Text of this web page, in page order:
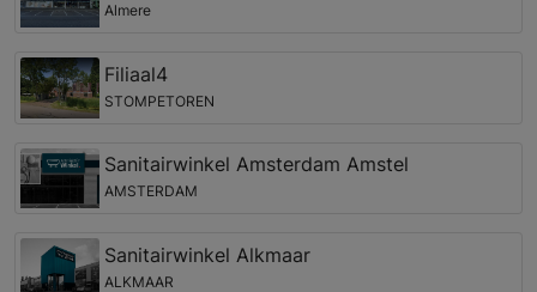
Almere
Filiaal4
STOMPETOREN
Sanitairwinkel Amsterdam Amstel
AMSTERDAM
Sanitairwinkel Alkmaar
ALKMAAR